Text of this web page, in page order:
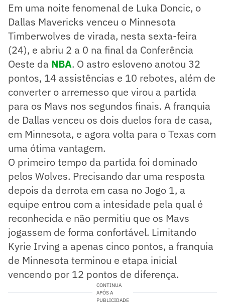
Em uma noite fenomenal de Luka Doncic, o
Dallas Mavericks venceu o Minnesota
Timberwolves de virada, nesta sexta-feira
(24), e abriu 2 a 0 na final da Conferência
Oeste da NBA. O astro esloveno anotou 32
pontos, 14 assistências e 10 rebotes, além de
converter o arremesso que virou a partida
para os Mavs nos segundos finais. A franquia
de Dallas venceu os dois duelos fora de casa,
em Minnesota, e agora volta para o Texas com
uma ótima vantagem.
O primeiro tempo da partida foi dominado
pelos Wolves. Precisando dar uma resposta
depois da derrota em casa no Jogo 1, a
equipe entrou com a intesidade pela qual é
reconhecida e não permitiu que os Mavs
jogassem de forma confortável. Limitando
Kyrie Irving a apenas cinco pontos, a franquia
de Minnesota terminou e etapa inicial
vencendo por 12 pontos de diferença.
CONTINUA
APÓS A
PUBLICIDADE